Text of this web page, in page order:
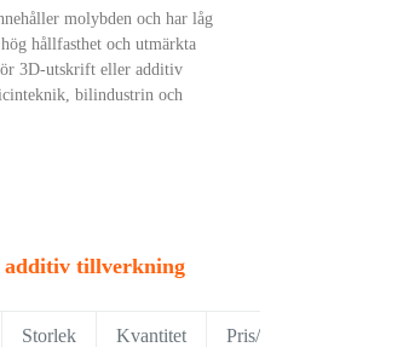
molybden och har låg
hållfasthet och utmärkta
3D-utskrift eller additiv
bilindustrin och
additiv tillverkning
Storlek Kvantitet Pris/kg